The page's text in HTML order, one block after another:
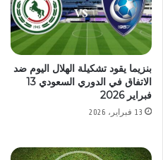
بنزيما يقود تشكيلة الهلال اليوم ضد
الاتفاق في الدوري السعودي 13
فبراير 2026
13 فبراير، 2026